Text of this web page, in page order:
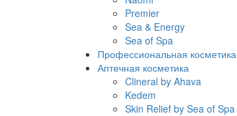
Premier
Sea & Energy
Sea of Spa
Профессиональная косметика
Аптечная косметика
Clineral by Ahava
Kedem
Skin Relief by Sea of Spa